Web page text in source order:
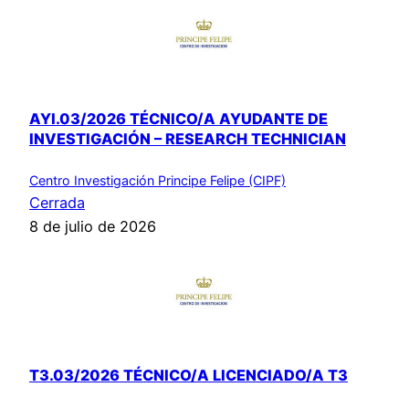
AYI.03/2026 TÉCNICO/A AYUDANTE DE
INVESTIGACIÓN – RESEARCH TECHNICIAN
Centro Investigación Principe Felipe (CIPF)
Cerrada
8 de julio de 2026
T3.03/2026 TÉCNICO/A LICENCIADO/A T3